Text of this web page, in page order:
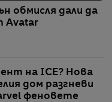
обмисля дали да
Avatar
на ICE? Нова
дом разгневи
феновете